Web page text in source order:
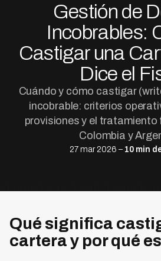
Gestión de
Incobrables:
Castigar una
Dice el
Cuándo y cómo castigar
incobrable: criterios
provisiones y el tratamiento
Colombia y
27 mar 2026 – 10 min
Qué significa
cartera y por qué